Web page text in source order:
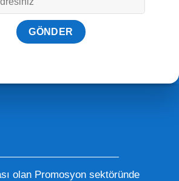
olan Promosyon sektöründe